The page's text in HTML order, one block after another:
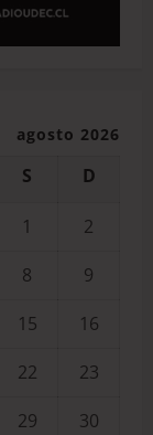
agosto 2026
S D
1
2
8
9
15
16
22
23
29
30